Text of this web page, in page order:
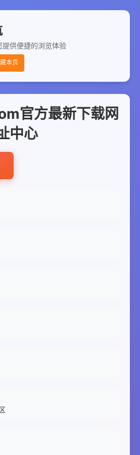
供便捷的浏览体验
藏本页
官方最新下载网
中心